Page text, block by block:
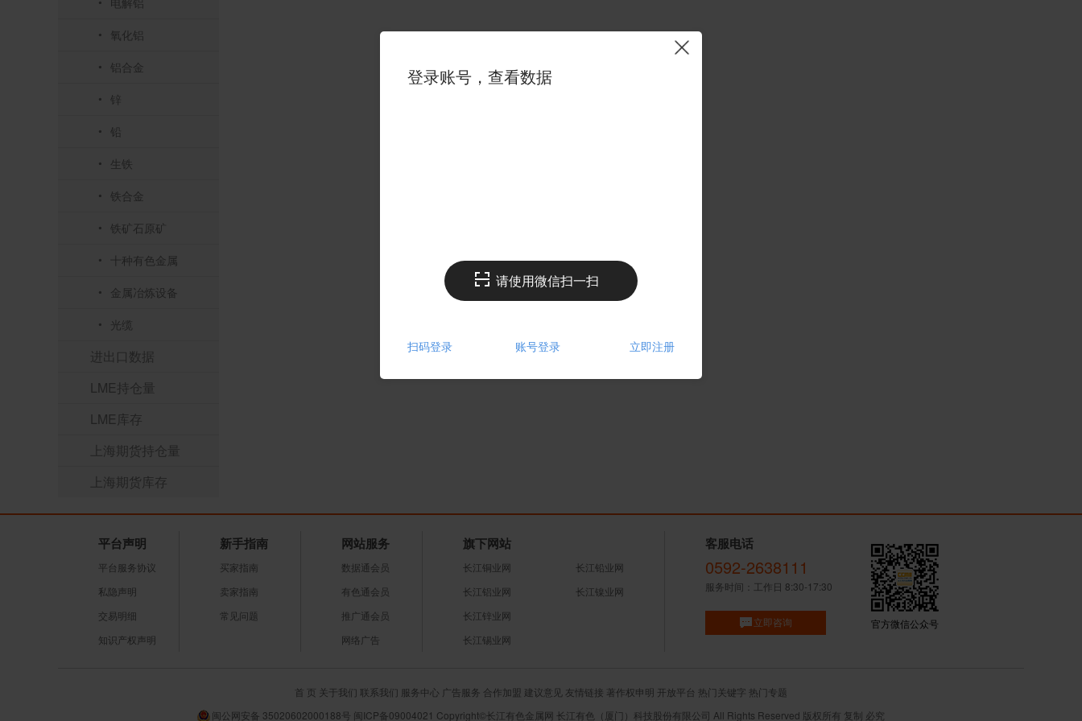
登录账号，查看数据
请使用微信扫一扫
扫码登录 账号登录 立即注册
氧化铝
铝合金
锌
铅
生铁
铁合金
铁矿石原矿
十种有色金属
金属冶炼设备
光缆
进出口数据
LME持仓量
LME库存
上海期货持仓量
上海期货库存
平台声明
平台服务协议
私隐声明
交易明细
知识产权声明
新手指南
买家指南
卖家指南
常见问题
网站服务
数据通会员
有色通会员
推广通会员
网络广告
旗下网站
长江铜业网
长江铝业网
长江锌业网
长江锡业网
长江铅业网
长江镍业网
客服电话
0592-2638111
服务时间：工作日 8:30-17:30
立即咨询 官方微信公众号
首 页 关于我们 联系我们 服务中心 广告服务 合作加盟 建议意见 友情链接 著作权申明 开放平台 热门关键字 热门专题
闽公网安备 35020602000188号 闽ICP备09004021 Copyright©长江有色金属网 长江有色（厦门）科技股份有限公司 All Rights Reserved 版权所有 复制 必究